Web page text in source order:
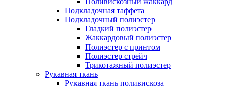
Подкладочная таффета
Подкладочный полиэстер
Гладкий полиэстер
Жаккардовый полиэстер
Полиэстер с принтом
Полиэстер стрейч
Трикотажный полиэстер
Рукавная ткань
Рукавная ткань поливискоза